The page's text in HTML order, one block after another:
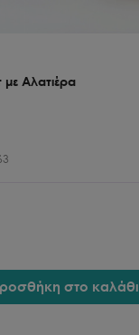
Αλατιέρα
στο καλάθι